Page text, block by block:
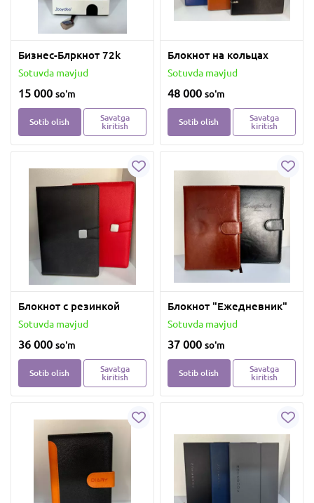
Бизнес-Блркнот 72k
Sotuvda mavjud
15 000 so'm
Sotib olish
Savatga
kiritish
Блокнот на кольцах
Sotuvda mavjud
48 000 so'm
Sotib olish
Savatga
kiritish
Блокнот с резинкой
Sotuvda mavjud
36 000 so'm
Sotib olish
Savatga
kiritish
Блокнот "Ежедневник"
Sotuvda mavjud
37 000 so'm
Sotib olish
Savatga
kiritish